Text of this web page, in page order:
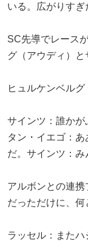
いる。広がりすぎ
SC先導でレース
グ（アウディ）と
ヒュルケンベルグ
サインツ：誰か
タン・イエゴ：
だ。サインツ：み
アルボンとの連
だっただけに、何
ラッセル：またハ